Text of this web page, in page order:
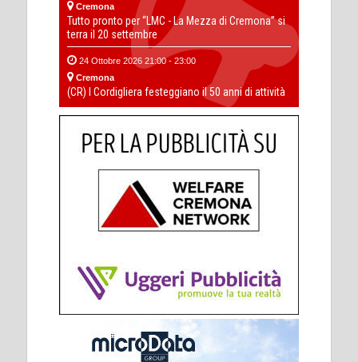
Cremona
Tutto pronto per “LMC - La Mezza di Cremona” si
terra il 20 settembre
24 Ottobre 2026 21:00 - 23:00
Cremona
(CR) I Cordigliera festeggiano il 50 anni di attività